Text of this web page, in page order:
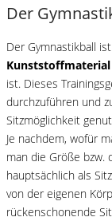
Der
Der Gymnastikball
Kunststoffmaterial
ist. Dieses
durchzuführen und
Sitzmöglichkeit
Je nachdem, wofür
man die Größe bzw.
hauptsächlich als
von der eigenen
rückenschonende